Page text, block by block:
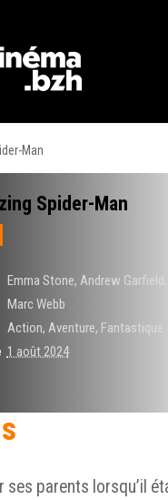
Spider-Man
Emma Stone, Andrew Garfield,
Marc Webb
Action, Aventure, Fantastique
1 août 2024
ses parents lorsqu’il